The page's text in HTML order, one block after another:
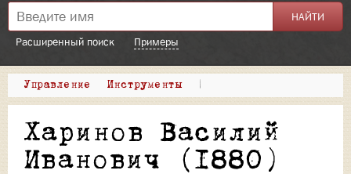
Расширенный поиск Примеры
Управление Инструменты |
Харинов Василий
Иванович (1880)